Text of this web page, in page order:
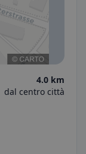
4.0 km
dal centro città